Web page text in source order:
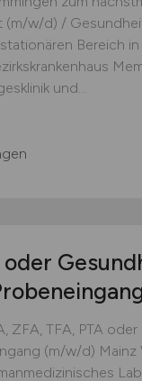
(m/w/d) /
Bereich
und...
oder
TFA, PTA
(m/w/d) Mainz